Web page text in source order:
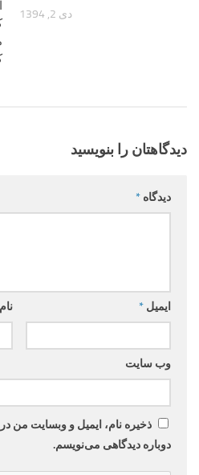
دی 2, 1394
دیدگاهتان را بنویسید
دیدگاه *
نام ایمیل *
وب‌ سایت
ذخیره نام، ایمیل و وبسایت من
دوباره دیدگاهی می‌نویسم.